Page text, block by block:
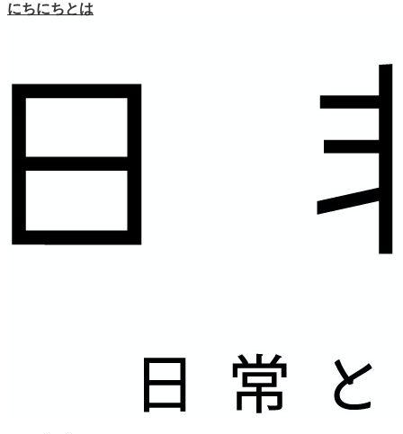
にちにちとは